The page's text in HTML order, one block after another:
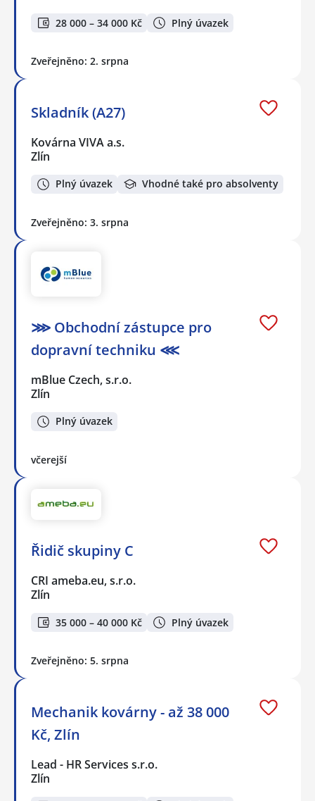
28 000 – 34 000 Kč Plný úvazek
Zveřejněno: 2. srpna
Skladník (A27)
Kovárna VIVA a.s.
Zlín
Plný úvazek Vhodné také pro absolventy
Zveřejněno: 3. srpna
⋙ Obchodní zástupce pro
dopravní techniku ⋘
mBlue Czech, s.r.o.
Zlín
Plný úvazek
včerejší
Řidič skupiny C
CRI ameba.eu, s.r.o.
Zlín
35 000 – 40 000 Kč Plný úvazek
Zveřejněno: 5. srpna
Mechanik kovárny - až 38 000
Kč, Zlín
Lead - HR Services s.r.o.
Zlín